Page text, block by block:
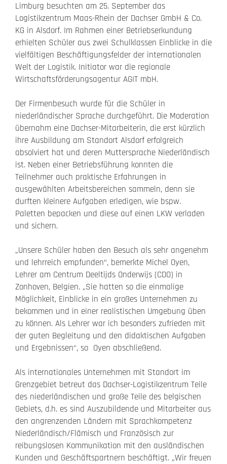
Limburg besuchten am 25. September das
Logistikzentrum Maas-Rhein der Dachser GmbH & Co.
KG in Alsdorf. Im Rahmen einer Betriebserkundung
erhielten Schüler aus zwei Schulklassen Einblicke in die
vielfältigen Beschäftigungsfelder der internationalen
Welt der Logistik. Initiator war die regionale
Wirtschaftsförderungsagentur AGIT mbH.
Der Firmenbesuch wurde für die Schüler in
niederländischer Sprache durchgeführt. Die Moderation
übernahm eine Dachser-Mitarbeiterin, die erst kürzlich
ihre Ausbildung am Standort Alsdorf erfolgreich
absolviert hat und deren Muttersprache Niederländisch
ist. Neben einer Betriebsführung konnten die
Teilnehmer auch praktische Erfahrungen in
ausgewählten Arbeitsbereichen sammeln, denn sie
durften kleinere Aufgaben erledigen, wie bspw.
Paletten bepacken und diese auf einen LKW verladen
und sichern.
„Unsere Schüler haben den Besuch als sehr angenehm
und lehrreich empfunden“, bemerkte Michel Oyen,
Lehrer am Centrum Deeltijds Onderwijs (CDO) in
Zonhoven, Belgien. „Sie hatten so die einmalige
Möglichkeit, Einblicke in ein großes Unternehmen zu
bekommen und in einer realistischen Umgebung üben
zu können. Als Lehrer war ich besonders zufrieden mit
der guten Begleitung und den didaktischen Aufgaben
und Ergebnissen“, so Oyen abschließend.
Als internationales Unternehmen mit Standort im
Grenzgebiet betreut das Dachser-Logistikzentrum Teile
des niederländischen und große Teile des belgischen
Gebiets, d.h. es sind Auszubildende und Mitarbeiter aus
den angrenzenden Ländern mit Sprachkompetenz
Niederländisch/Flämisch und Französisch zur
reibungslosen Kommunikation mit den ausländischen
Kunden und Geschäftspartnern beschäftigt. „Wir freuen